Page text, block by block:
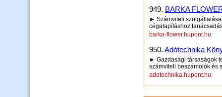
949. BARKA
► Számviteli
cégalapításhoz
barka-flower.hupont.hu
950. Adótechnika
► Gazdasági társaságok
számviteli beszámolók és
adotechnika.hupont.hu